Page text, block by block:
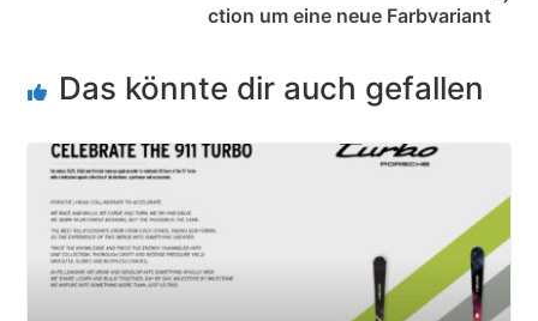
ction um eine neue Farbvariant
Das könnte dir auch gefallen